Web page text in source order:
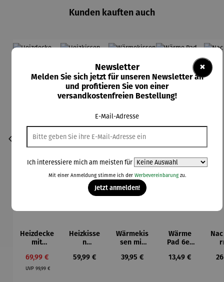
Kunden kauften auch
Heizdecke
mit
utomatik
10
Verkaufspreis:
69,99 €
UVPRegulärer Preis:
99,99 €
Heizkisse
n
deckung
Regulärer Preis:
59,99 €
Wärmekis
sen mit
Pad™
Regulärer Preis:
39,95 €
Wärme
Pad 6er
Wärmekis
Regulärer Preis:
13,49 €
×
Newsletter
Melden Sie sich jetzt für unseren Newsletter an
und profitieren Sie von einer
versandkostenfreien Bestellung!
E-Mail-Adresse
Ich interessiere mich am meisten für
Mit einer Anmeldung stimme ich der Werbevereinbarungzu.
Jetzt anmelden!